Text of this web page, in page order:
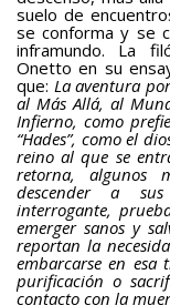
suelo de
se conforma y se
inframundo. La
Onetto en su
que: La aventura
al Más Allá, al
Infierno, como
“Hades”, como el
reino al que se
retorna, algunos
descender a
interrogante,
emerger sanos y
reportan la
embarcarse en esa
purificación o
contacto con la